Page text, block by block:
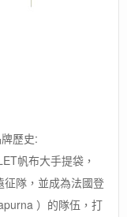
歷史:
帆布大手提袋，
隊，並成為法國登
）的隊伍，打